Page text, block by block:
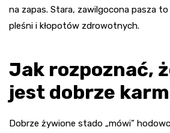
na zapas. Stara, zawilgocona pasza
pleśni i kłopotów zdrowotnych.
Jak rozpoznać,
jest dobrze
Dobrze żywione stado „mówi”